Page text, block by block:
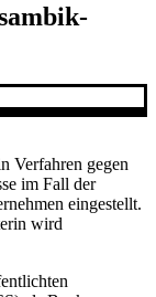
Verfahren gegen
im Fall der
eingestellt.
wird